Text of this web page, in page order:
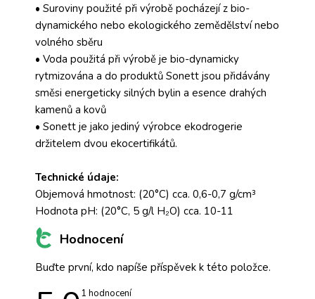
• Suroviny použité při výrobě pocházejí z bio-
dynamického nebo ekologického zemědělství nebo
volného sběru
• Voda použitá při výrobě je bio-dynamicky
rytmizována a do produktů Sonett jsou přidávány
směsi energeticky silných bylin a esence drahých
kamenů a kovů
• Sonett je jako jediný výrobce ekodrogerie
držitelem dvou ekocertifikátů.
Technické údaje:
Objemová hmotnost: (20°C) cca. 0,6-0,7 g/cm³
Hodnota pH: (20°C, 5 g/l H₂O) cca. 10-11
Hodnocení
Buďte první, kdo napíše příspěvek k této položce.
Průměrné
1 hodnocení